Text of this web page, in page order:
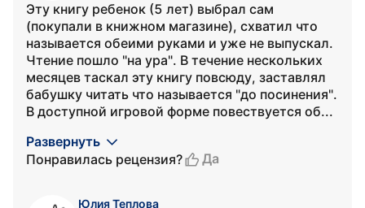
Эту книгу ребенок (5 лет) выбрал сам
(покупали в книжном магазине), схватил что
называется обеими руками и уже не выпускал.
Чтение пошло "на ура". В течение нескольких
месяцев таскал эту книгу повсюду, заставлял
бабушку читать что называется "до посинения".
В доступной игровой форме повествуется об...
Развернуть
Понравилась рецензия?
Да
Юлия Теплова